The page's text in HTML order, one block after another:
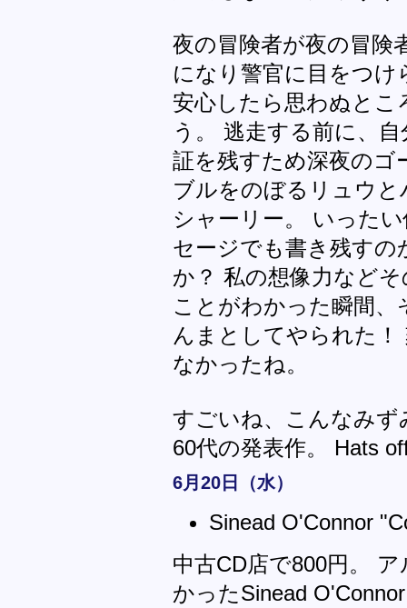
夜の冒険者が夜の冒険
になり警官に目をつ
安心したら思わぬと
う。 逃走する前に、
証を残すため深夜のゴ
ブルをのぼるリュウ
シャーリー。 いった
セージでも書き残す
か？ 私の想像力など
ことがわかった瞬間
んまとしてやられた
なかったね。
すごいね、こんなみ
60代の発表作。 Hats
6月20日（水）
Sinead O'Connor
中古CD店で800円。
かったSinead